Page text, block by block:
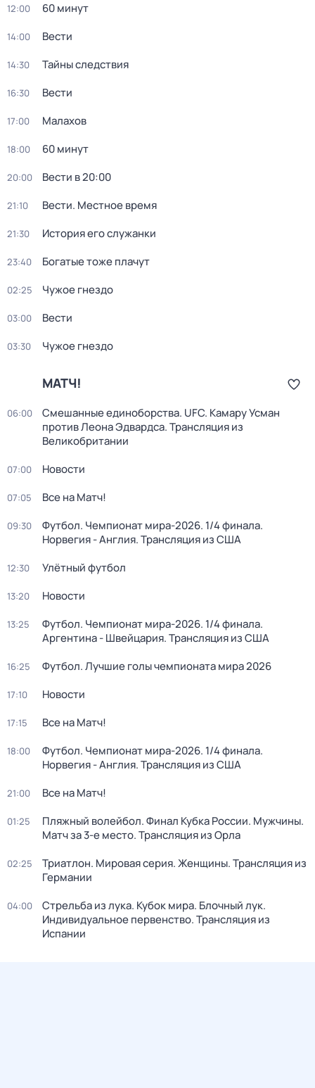
12:00 60 минут
14:00 Вести
14:30 Тайны следствия
16:30 Вести
17:00 Малахов
18:00 60 минут
20:00 Вести в 20:00
21:10 Вести. Местное время
21:30 История его служанки
23:40 Богатые тоже плачут
02:25 Чужое гнездо
03:00 Вести
03:30 Чужое гнездо
МАТЧ!
06:00
Смешанные единоборства. UFC. Камару Усман
против Леона Эдвардса. Трансляция из
Великобритании
07:00 Новости
07:05 Все на Матч!
09:30
Футбол. Чемпионат мира-2026. 1/4 финала.
Норвегия - Англия. Трансляция из США
12:30 Улётный футбол
13:20 Новости
13:25
Футбол. Чемпионат мира-2026. 1/4 финала.
Аргентина - Швейцария. Трансляция из США
16:25 Футбол. Лучшие голы чемпионата мира 2026
17:10 Новости
17:15 Все на Матч!
18:00
Футбол. Чемпионат мира-2026. 1/4 финала.
Норвегия - Англия. Трансляция из США
21:00 Все на Матч!
01:25
Пляжный волейбол. Финал Кубка России. Мужчины.
Матч за 3-е место. Трансляция из Орла
02:25
Триатлон. Мировая серия. Женщины. Трансляция из
Германии
04:00
Стрельба из лука. Кубок мира. Блочный лук.
Индивидуальное первенство. Трансляция из
Испании